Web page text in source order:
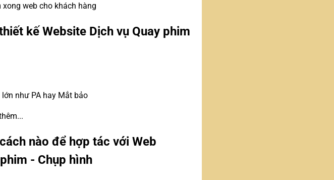
web cho khách hàng
kế Website Dịch vụ Quay phim
như PA hay Mắt bảo
nào để hợp tác với Web
- Chụp hình